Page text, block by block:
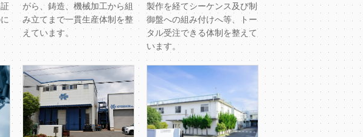
がら、鋳造、機械加工から組
み立てまで一貫生産体制を整
えています。
製作を経てシーケンス及び制
御盤への組み付けへ等、トー
タル受注できる体制を整えて
います。